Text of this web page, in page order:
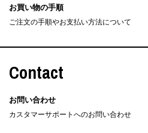
お買い物の手順
ご注文の手順やお支払い方法について
Contact
お問い合わせ
カスタマーサポートへのお問い合わせ